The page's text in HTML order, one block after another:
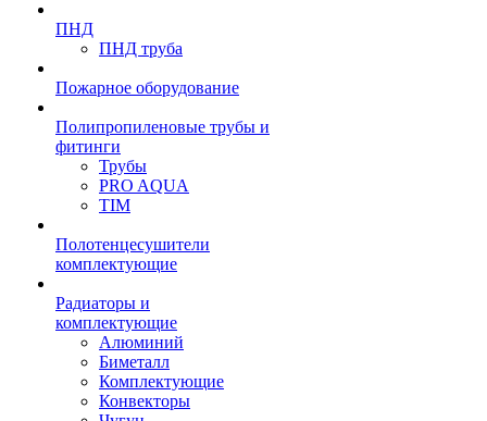
ПНД
ПНД труба
Пожарное оборудование
Полипропиленовые трубы и
фитинги
Трубы
PRO AQUA
TIM
Полотенцесушители
комплектующие
Радиаторы и
комплектующие
Алюминий
Биметалл
Комплектующие
Конвекторы